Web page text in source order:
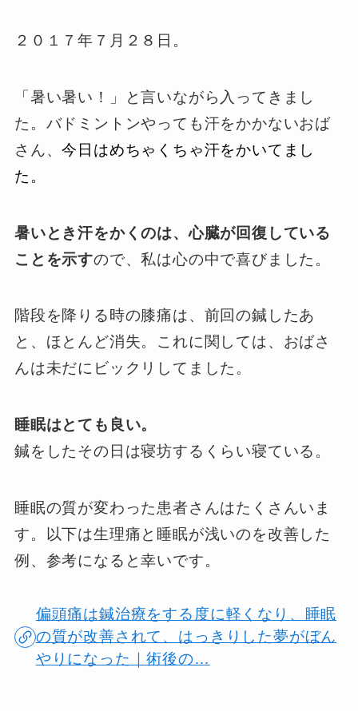
２０１７年７月２８日。
「暑い暑い！」と言いながら入ってきまし
た。バドミントンやっても汗をかかないおば
さん、今日はめちゃくちゃ汗をかいてまし
た。
暑いとき汗をかくのは、心臓が回復している
ことを示すので、私は心の中で喜びました。
階段を降りる時の膝痛は、前回の鍼したあ
と、ほとんど消失。これに関しては、おばさ
んは未だにビックリしてました。
睡眠はとても良い。
鍼をしたその日は寝坊するくらい寝ている。
睡眠の質が変わった患者さんはたくさんいま
す。以下は生理痛と睡眠が浅いのを改善した
例、参考になると幸いです。
偏頭痛は鍼治療をする度に軽くなり、睡眠
の質が改善されて、はっきりした夢がぼん
やりになった｜術後の…